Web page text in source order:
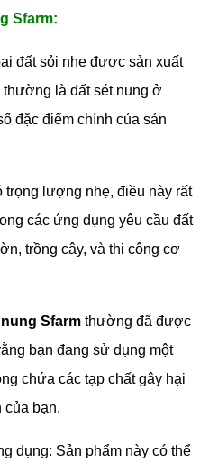
Sfarm:
đất sỏi nhẹ được sản xuất
là đất sét nung ở
đặc điểm chính của sản
trọng lượng nhẹ, điều này rất
các ứng dụng yêu cầu đất
trồng cây, và thi công cơ
Sfarm thường đã được
bạn đang sử dụng một
chứa các tạp chất gây hại
của bạn.
dụng: Sản phẩm này có thể